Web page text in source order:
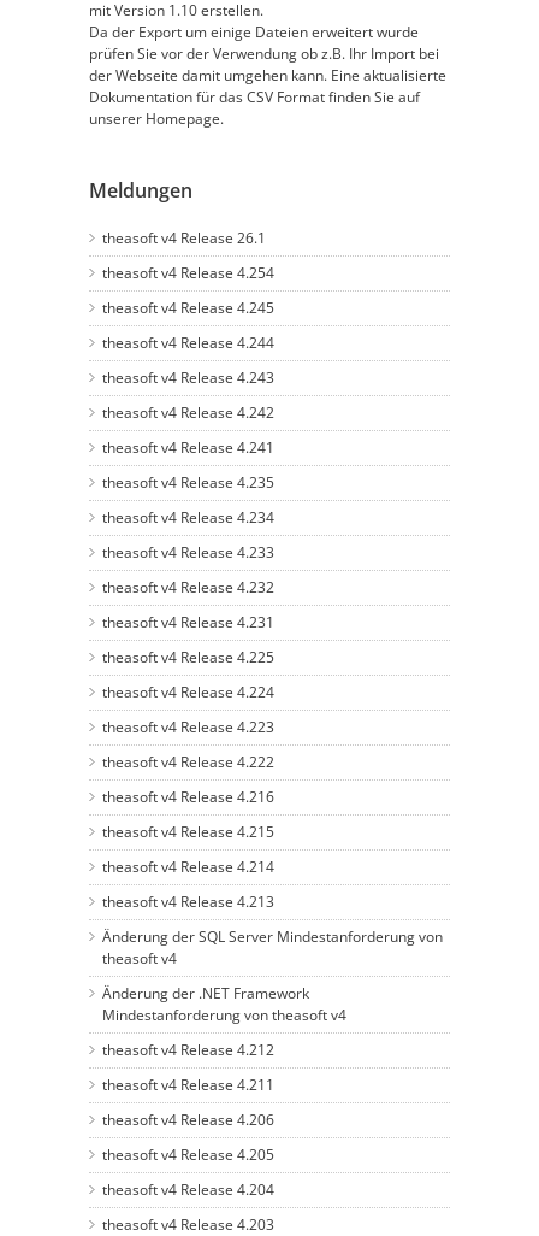
mit Version 1.10 erstellen.
Da der Export um einige Dateien erweitert wurde
prüfen Sie vor der Verwendung ob z.B. Ihr Import bei
der Webseite damit umgehen kann. Eine aktualisierte
Dokumentation für das CSV Format finden Sie auf
unserer Homepage.
Meldungen
theasoft v4 Release 26.1
theasoft v4 Release 4.254
theasoft v4 Release 4.245
theasoft v4 Release 4.244
theasoft v4 Release 4.243
theasoft v4 Release 4.242
theasoft v4 Release 4.241
theasoft v4 Release 4.235
theasoft v4 Release 4.234
theasoft v4 Release 4.233
theasoft v4 Release 4.232
theasoft v4 Release 4.231
theasoft v4 Release 4.225
theasoft v4 Release 4.224
theasoft v4 Release 4.223
theasoft v4 Release 4.222
theasoft v4 Release 4.216
theasoft v4 Release 4.215
theasoft v4 Release 4.214
theasoft v4 Release 4.213
Änderung der SQL Server Mindestanforderung von
theasoft v4
Änderung der .NET Framework
Mindestanforderung von theasoft v4
theasoft v4 Release 4.212
theasoft v4 Release 4.211
theasoft v4 Release 4.206
theasoft v4 Release 4.205
theasoft v4 Release 4.204
theasoft v4 Release 4.203